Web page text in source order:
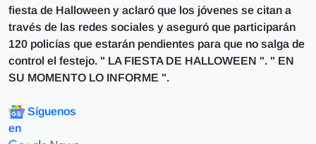
fiesta de Halloween y aclaró que los jóvenes se citan a
través de las redes sociales y aseguró que participarán
120 policías que estarán pendientes para que no salga de
control el festejo. " LA FIESTA DE HALLOWEEN ". " EN
SU MOMENTO LO INFORME ".
Síguenos
en